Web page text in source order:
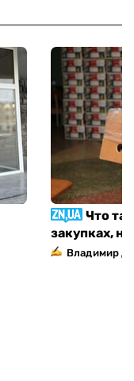
Что
закупках,
Владимир